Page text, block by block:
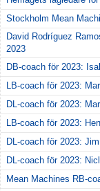
Stockholm Mean
David Rodríguez
2023
DB-coach för 2023:
LB-coach för 2023:
DL-coach för 2023:
LB-coach för 2023:
DL-coach för 2023:
DL-coach för 2023:
Mean Machines RB-